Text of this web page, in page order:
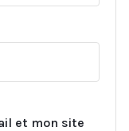
et mon site